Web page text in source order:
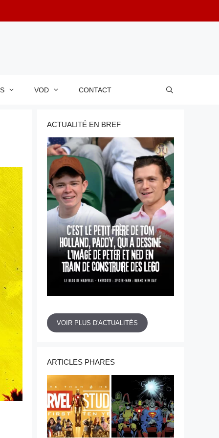
VOD CONTACT
ACTUALITÉ EN BREF
VOIR PLUS D'ACTUALITÉS
ARTICLES PHARES